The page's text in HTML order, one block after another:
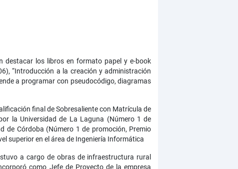
destacar los libros en formato papel y e-book
“Introducción a la creación y administración
a programar con pseudocódigo, diagramas
final de Sobresaliente con Matrícula de
la Universidad de La Laguna (Número 1 de
de Córdoba (Número 1 de promoción, Premio
superior en el área de Ingeniería Informática
a cargo de obras de infraestructura rural
como Jefe de Proyecto de la empresa